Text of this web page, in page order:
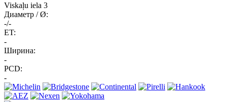
Viskaļu iela 3
Диаметр / Ø:
-/-
ET:
-
Ширина:
-
PCD:
-